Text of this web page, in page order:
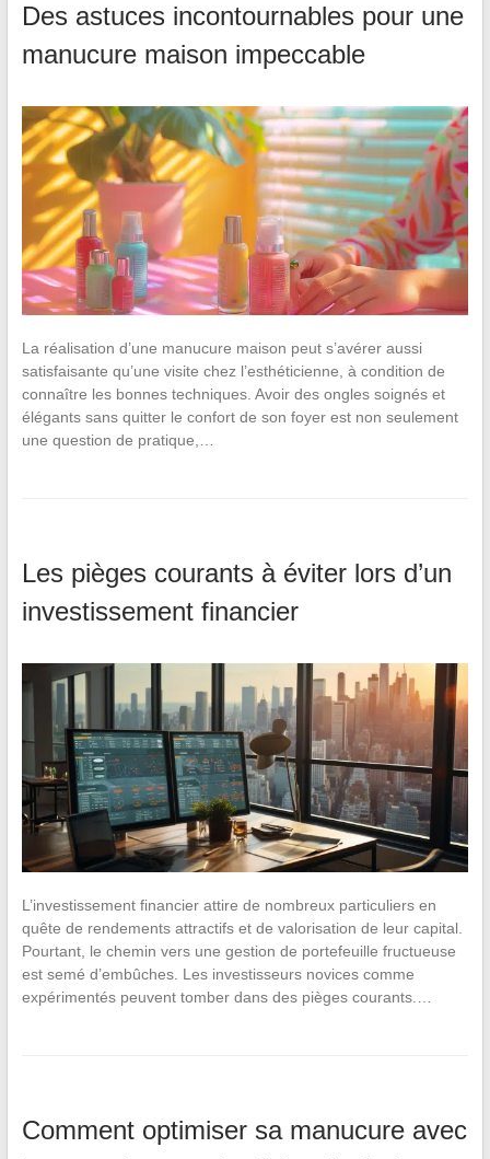
Des astuces incontournables pour une
manucure maison impeccable
La réalisation d’une manucure maison peut s’avérer aussi
satisfaisante qu’une visite chez l’esthéticienne, à condition de
connaître les bonnes techniques. Avoir des ongles soignés et
élégants sans quitter le confort de son foyer est non seulement
une question de pratique,…
Les pièges courants à éviter lors d’un
investissement financier
L’investissement financier attire de nombreux particuliers en
quête de rendements attractifs et de valorisation de leur capital.
Pourtant, le chemin vers une gestion de portefeuille fructueuse
est semé d’embûches. Les investisseurs novices comme
expérimentés peuvent tomber dans des pièges courants.…
Comment optimiser sa manucure avec